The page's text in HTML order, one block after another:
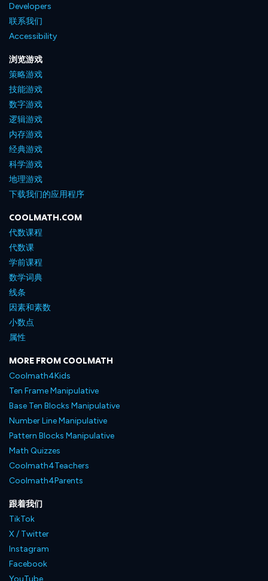
Developers
联系我们
Accessibility
浏览游戏
策略游戏
技能游戏
数字游戏
逻辑游戏
内存游戏
经典游戏
科学游戏
地理游戏
下载我们的应用程序
COOLMATH.COM
代数课程
代数课
学前课程
数学词典
线条
因素和素数
小数点
属性
MORE FROM COOLMATH
Coolmath4Kids
Ten Frame Manipulative
Base Ten Blocks Manipulative
Number Line Manipulative
Pattern Blocks Manipulative
Math Quizzes
Coolmath4Teachers
Coolmath4Parents
跟着我们
TikTok
X / Twitter
Instagram
Facebook